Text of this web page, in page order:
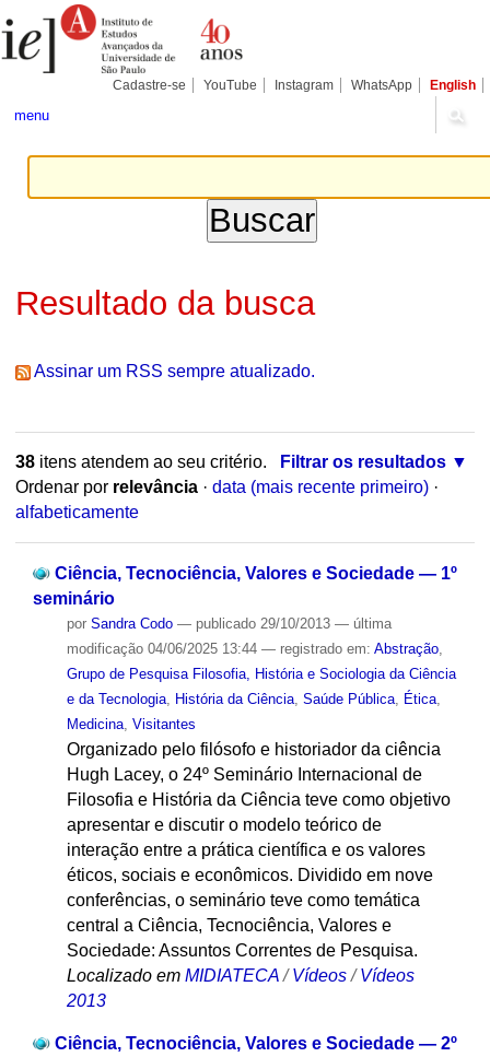
para
conteúdo.
Pessoais
Cadastre-se YouTube Instagram WhatsApp English
menu
Resultado da busca
Assinar um RSS sempre atualizado.
38itens atendem ao seu critério.
Filtrar os resultados
Ordenar por relevância · data (mais recente primeiro) ·
alfabeticamente
Ciência, Tecnociência, Valores e Sociedade — 1º
seminário
por Sandra Codo — publicado29/10/2013 — última
modificação04/06/2025 13:44 — registrado em: Abstração,
Grupo de Pesquisa Filosofia, História e Sociologia da Ciência
e da Tecnologia, História da Ciência, Saúde Pública, Ética,
Medicina, Visitantes
Organizado pelo filósofo e historiador da ciência
Hugh Lacey, o 24º Seminário Internacional de
Filosofia e História da Ciência teve como objetivo
apresentar e discutir o modelo teórico de
interação entre a prática científica e os valores
éticos, sociais e econômicos. Dividido em nove
conferências, o seminário teve como temática
central a Ciência, Tecnociência, Valores e
Sociedade: Assuntos Correntes de Pesquisa.
Localizado em MIDIATECA /Vídeos /Vídeos
2013
Ciência, Tecnociência, Valores e Sociedade — 2º